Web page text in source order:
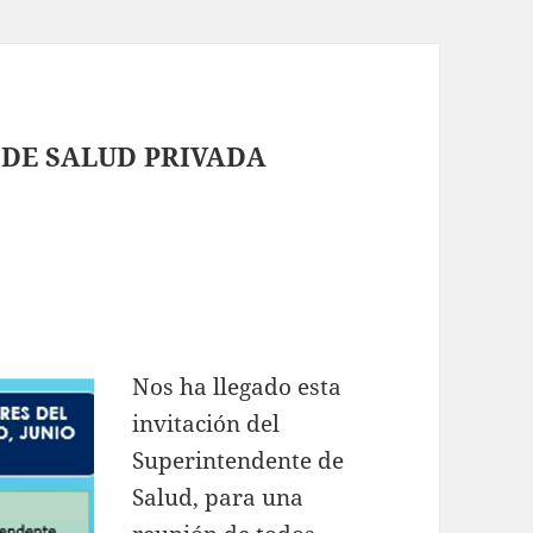
SALUD PRIVADA
Nos ha llegado esta
invitación del
Superintendente de
Salud, para una